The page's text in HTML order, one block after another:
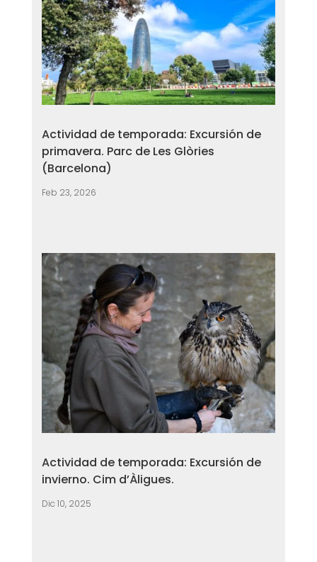
Actividad de temporada: Excursión de
primavera. Parc de Les Glòries
(Barcelona)
Feb 23, 2026
Actividad de temporada: Excursión de
invierno. Cim d’Àligues.
Dic 10, 2025